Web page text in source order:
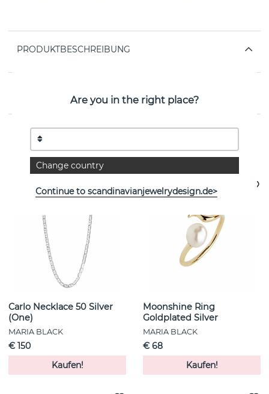
PRODUKTBESCHREIBUNG
Weitere Artikel ansehen
Carlo Necklace 50 Silver
(One)
MARIA BLACK
€ 150
Kaufen!
Moonshine Ring
Goldplated Silver
MARIA BLACK
€ 68
Kaufen!
Are you in the right place?
Change country
Continue to scandinavianjewelrydesign.de>